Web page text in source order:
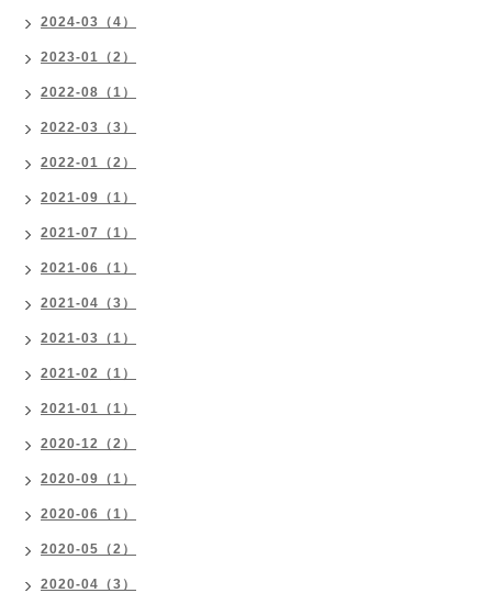
2024-03（4）
2023-01（2）
2022-08（1）
2022-03（3）
2022-01（2）
2021-09（1）
2021-07（1）
2021-06（1）
2021-04（3）
2021-03（1）
2021-02（1）
2021-01（1）
2020-12（2）
2020-09（1）
2020-06（1）
2020-05（2）
2020-04（3）